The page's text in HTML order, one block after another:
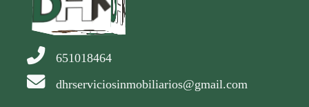
651018464
dhrserviciosinmobiliarios@gmail.com